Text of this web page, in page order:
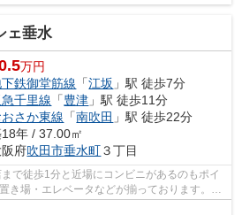
ェ垂水
万円
鉄御堂筋線 「江坂 」駅 徒歩7分
千里線 「豊津 」駅 徒歩11分
おさか東線 「南吹田 」駅 徒歩22分
年 / 37.00㎡
阪府吹田市垂水町３丁目
で徒歩1分と近場にコンビニがあるのもポイ
き場・エレベータなどが揃っております。こ
眺望良...